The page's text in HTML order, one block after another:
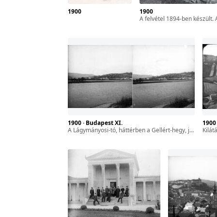
1900
1900
A felvétel 1894-ben készült. A kép forrását kérjük így adja meg: Fortepan /
1900 · Budapest XI.
a Lágymányosi-tó, háttérben a Gellért-hegy, jobbra fent a Citadella. A felvétel 1894-ben készült.
kilátás